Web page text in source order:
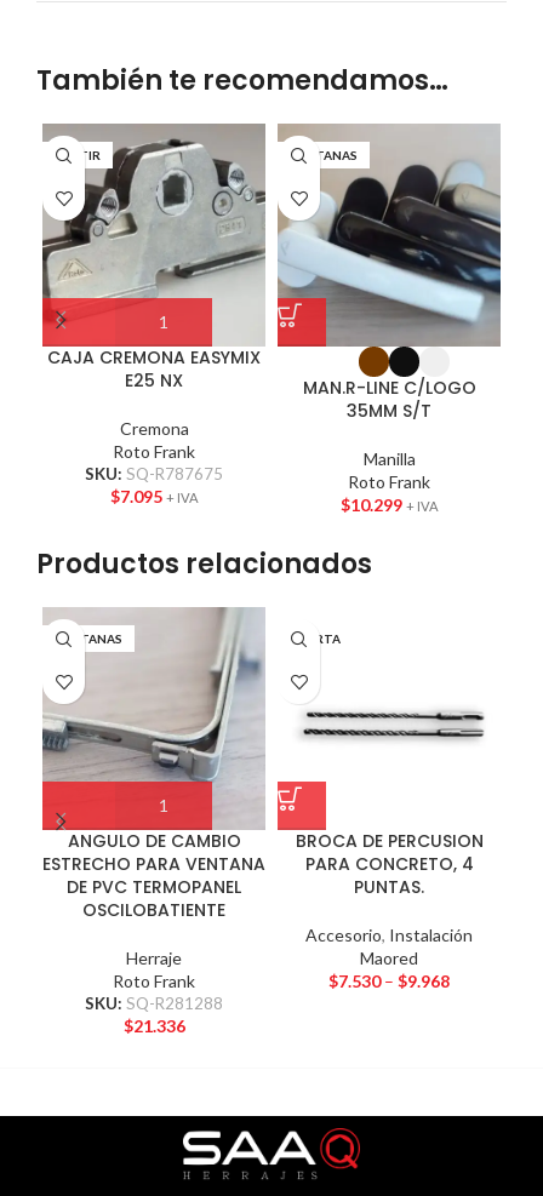
También te recomendamos…
ABATIR
CAJA CREMONA EASYMIX
E25 NX
Cremona
Roto Frank
SKU: SQ-R787675
$7.095 + IVA
VENTANAS
MAN.R-LINE C/LOGO
35MM S/T
Manilla
Roto Frank
$10.299 + IVA
Productos relacionados
VENTANAS
ANGULO DE CAMBIO
ESTRECHO PARA VENTANA
DE PVC TERMOPANEL
OSCILOBATIENTE
Herraje
Roto Frank
SKU: SQ-R281288
$21.336
PUERTA
BROCA DE PERCUSION
PARA CONCRETO, 4
PUNTAS.
Accesorio, Instalación
Maored
$7.530– $9.968